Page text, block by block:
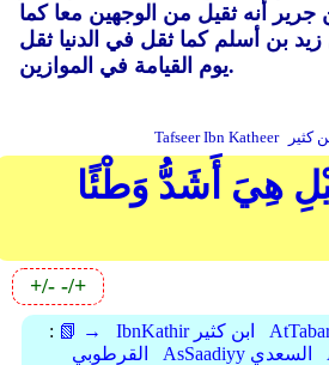
جرير أنه ثقيل من الوجهين معا كما
بن أسلم كما ثقل في الدنيا ثقل
يوم القيامة في الموازين.
Tafseer Ibn Katheer كثير
هِيَ أَشَدُّ وَطْئًا
+/- -/+
: 📗 → IbnKathir ابن كثير
القرطوبي
AsSaadiyy السعدي